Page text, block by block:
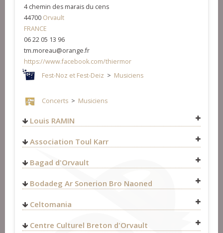
4 chemin des marais du cens
44700 Orvault
FRANCE
06 22 05 13 96
tm.moreau@orange.fr
https://www.facebook.com/thiermor
Fest-Noz et Fest-Deiz > Musiciens
Concerts > Musiciens
Louis RAMIN
44700Orvault
FRANCE
https://www.facebook.com/nozbreizh
Association Toul Karr
Fest-Noz et Fest-Deiz
Bagad d'Orvault
2 Chemin du Conservatoire
FRANCE
https://sonerion.bzh/
Bodadeg Ar Sonerion Bro Naoned
Concerts> Organisateurs
Celtomania
Fest-Noz et Fest-Deiz> Organisateurs
Centre Culturel Breton d'Orvault